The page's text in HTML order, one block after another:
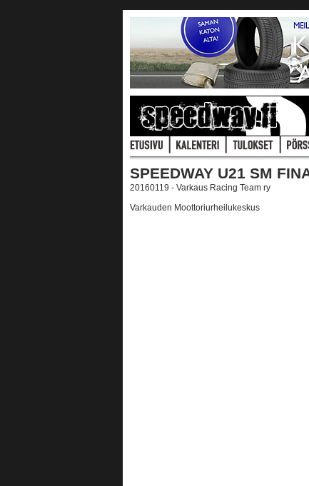
SPEEDWAY U21 SM
20160119 - Varkaus Racing Team ry
Varkauden Moottoriurheilukeskus